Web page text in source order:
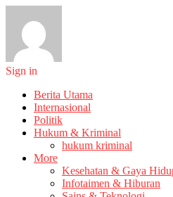
Sign in
Berita Utama
Internasional
Politik
Hukum & Kriminal
hukum kriminal
More
Kesehatan & Gaya
Infotaimen & Hiburan